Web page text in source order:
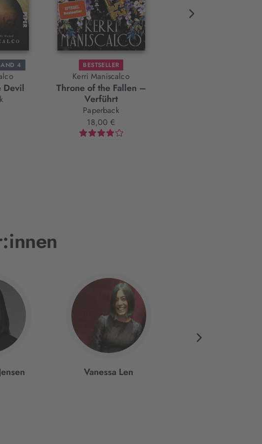
4
Devil
BESTSELLER
Kerri Maniscalco
Throne of the Fallen –
Verführt
Paperback
18,00 €
Vanessa Len